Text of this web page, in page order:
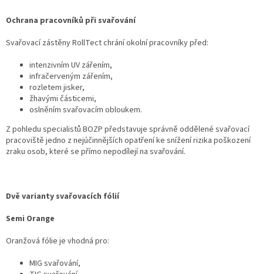
Ochrana pracovníků při svařování
Svařovací zástěny RollTect chrání okolní pracovníky před:
intenzivním UV zářením,
infračerveným zářením,
rozletem jisker,
žhavými částicemi,
oslněním svařovacím obloukem.
Z pohledu specialistů BOZP představuje správně oddělené svařovací
pracoviště jedno z nejúčinnějších opatření ke snížení rizika poškození
zraku osob, které se přímo nepodílejí na svařování.
Dvě varianty svařovacích fólií
Semi Orange
Oranžová fólie je vhodná pro:
MIG svařování,